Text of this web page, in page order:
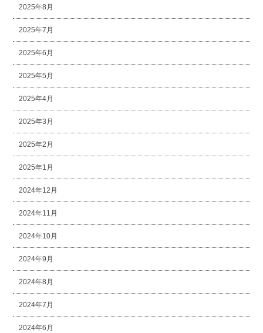
2025年8月
2025年7月
2025年6月
2025年5月
2025年4月
2025年3月
2025年2月
2025年1月
2024年12月
2024年11月
2024年10月
2024年9月
2024年8月
2024年7月
2024年6月